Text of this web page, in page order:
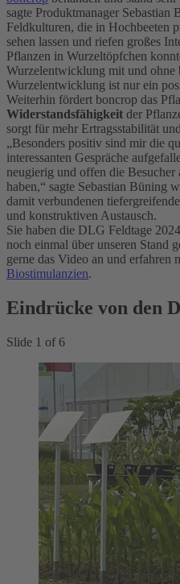
sagte Produktmanager Sebastian
Feldkulturen, die in Hochbeeten
sehen lassen und riefen großes
Pflanzen in Wurzeltöpfchen
Wurzelentwicklung mit und ohne
Wurzelentwicklung ist nur ein
Weiterhin fördert boncrop das
Widerstandsfähigkeit der
sorgt für mehr Ertragsstabilität
„Besonders positiv sind mir die
interessanten Gespräche
neugierig und offen die Besucher
haben,“ sagte Sebastian Büning
damit verbundenen
und konstruktiven Austausch.
Sie haben die DLG Feldtage
noch einmal über unseren Stand
gerne das Video an und erfahren
Biostimulanzien.
Eindrücke von den
Slide 1 of 6